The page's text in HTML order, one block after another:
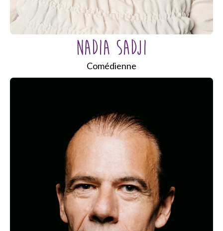
NADIA SADJI
Comédienne